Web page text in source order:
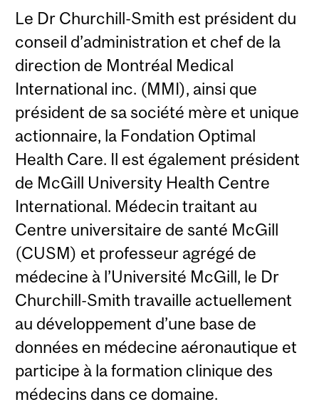
Le Dr Churchill-Smith est président du
conseil d’administration et chef de la
direction de Montréal Medical
International inc. (MMI), ainsi que
président de sa société mère et unique
actionnaire, la Fondation Optimal
Health Care. Il est également président
de McGill University Health Centre
International. Médecin traitant au
Centre universitaire de santé McGill
(CUSM) et professeur agrégé de
médecine à l’Université McGill, le Dr
Churchill-Smith travaille actuellement
au développement d’une base de
données en médecine aéronautique et
participe à la formation clinique des
médecins dans ce domaine.